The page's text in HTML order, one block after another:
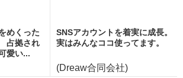
めくった
占拠され
愛い...
SNSアカウントを着実に成長。
実はみんなココ使ってます。
(Dreaw合同会社)